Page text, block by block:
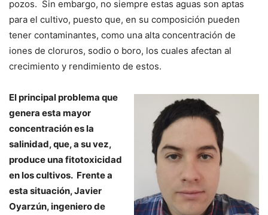
pozos. Sin embargo, no siempre estas aguas son aptas
para el cultivo, puesto que, en su composición pueden
tener contaminantes, como una alta concentración de
iones de cloruros, sodio o boro, los cuales afectan al
crecimiento y rendimiento de estos.
El principal problema que
genera esta mayor
concentración es la
salinidad, que, a su vez,
produce una fitotoxicidad
en los cultivos. Frente a
esta situación, Javier
Oyarzún, ingeniero de